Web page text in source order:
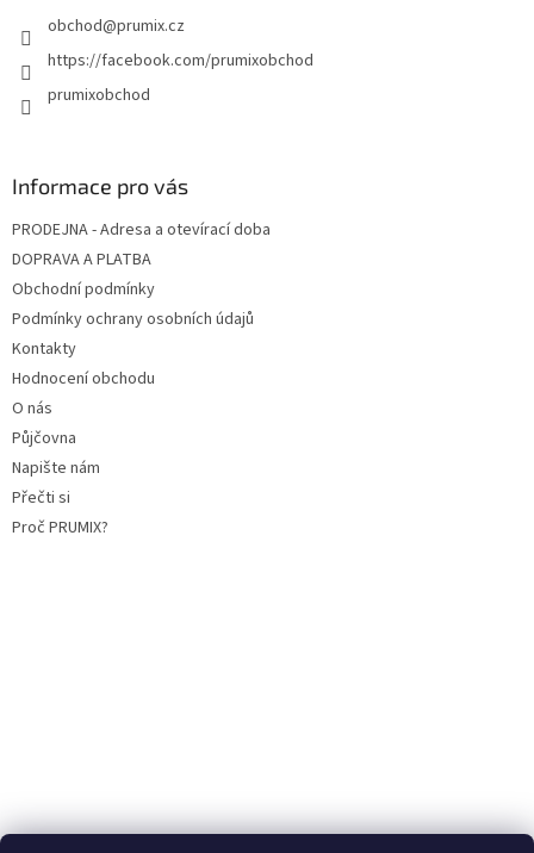
obchod@prumix.cz
https://facebook.com/prumixobchod
prumixobchod
Informace pro vás
PRODEJNA - Adresa a otevírací doba
DOPRAVA A PLATBA
Obchodní podmínky
Podmínky ochrany osobních údajů
Kontakty
Hodnocení obchodu
O nás
Půjčovna
Napište nám
Přečti si
Proč PRUMIX?